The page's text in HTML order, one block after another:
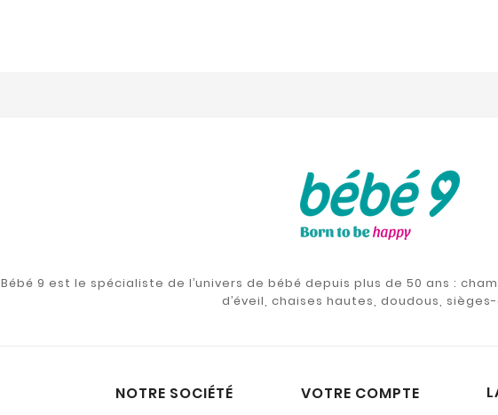
Bébé 9 est le spécialiste de l’univers de bébé depuis plus de 50 ans :
d’éveil, chaises hautes, doudous,
NOTRE SOCIÉTÉ VOTRE COMPTE